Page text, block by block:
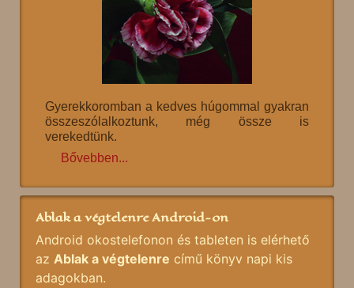
Gyerekkoromban a kedves húgommal gyakran
összeszólalkoztunk, még össze is
verekedtünk.
Bővebben...
Ablak a végtelenre Android-on
Android okostelefonon és tableten is elérhető
az Ablak a végtelenre című könyv napi kis
adagokban.